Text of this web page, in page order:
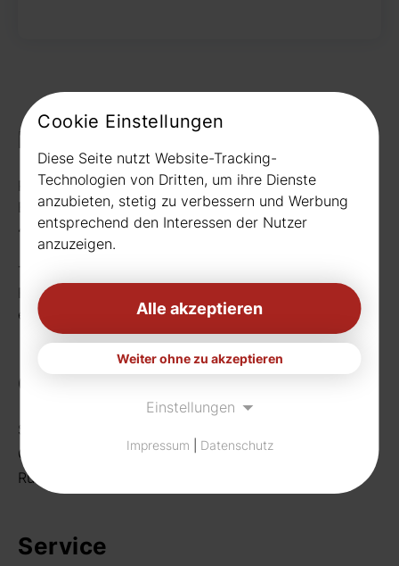
Kontakt
Rudat GmbH
Borussiastr. 26
44149 Dortmund
Telefon:
Fax: 0231 656990
eMail:
info[at]rudat-gmbh.de
Getränke
Sortiment
Craft Beer
Rund um deine Bar
Service
Cookie Einstellungen
Diese Seite nutzt Website-Tracking-
Technologien von Dritten, um ihre Dienste
anzubieten, stetig zu verbessern und Werbung
entsprechend den Interessen der Nutzer
anzuzeigen.
Alle akzeptieren
Weiter ohne zu akzeptieren
Einstellungen
Impressum Datenschutz